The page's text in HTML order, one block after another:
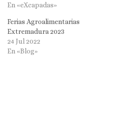
En «eXcapadas»
Ferias Agroalimentarias
Extremadura 2023
24 Jul 2022
En «Blog»